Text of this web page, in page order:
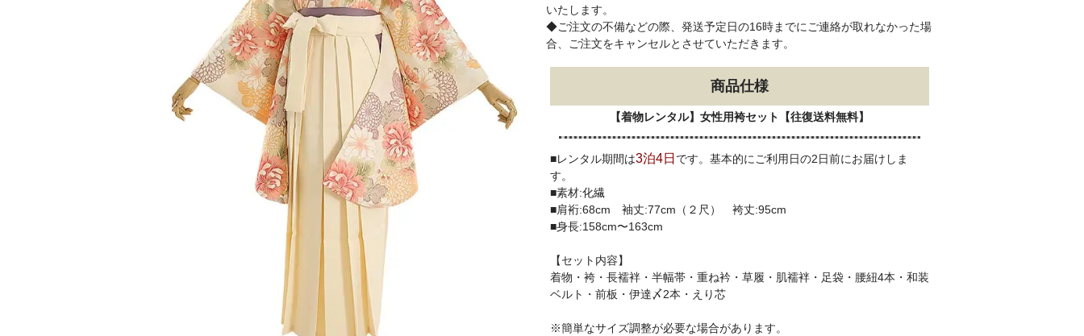
いたします。
◆ご注文の不備などの際、発送予定日の16時までにご連絡が取れなかった場
合、ご注文をキャンセルとさせていただきます。
商品仕様
【着物レンタル】女性用袴セット【往復送料無料】
■レンタル期間は3泊4日 です。基本的にご利用日の2日前にお届けしま
す。
■素材:化繊
■肩裄:68cm 袖丈:77cm（２尺） 袴丈:95cm
■身長:158cm〜163cm
【セット内容】
着物・袴・長襦袢・半幅帯・重ね衿・草履・肌襦袢・足袋・腰紐4本・和装
ベルト・前板・伊達〆2本・えり芯
※簡単なサイズ調整が必要な場合があります。